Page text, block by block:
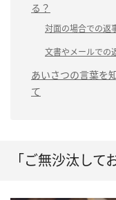
る？
対面の場合での返
文書やメールでの
あいさつの言葉を
て
「ご無沙汰し